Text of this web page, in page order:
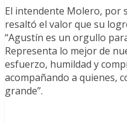
El intendente Molero, por
resaltó el valor que su
“Agustín es un orgullo
Representa lo mejor de
esfuerzo, humildad y
acompañando a quienes,
grande”.